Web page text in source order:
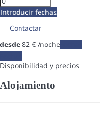
Introducir fechas
Contactar
desde 82 € /noche
Disponibilidad y precios
Alojamiento